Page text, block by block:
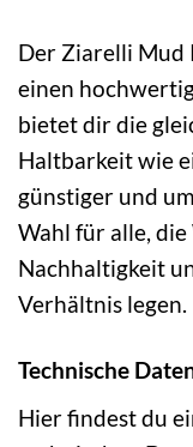
Der Ziarelli Mud
einen
bietet dir die
Haltbarkeit wie
günstiger und
Wahl für alle,
Nachhaltigkeit
Verhältnis legen.
Technische
Hier findest du